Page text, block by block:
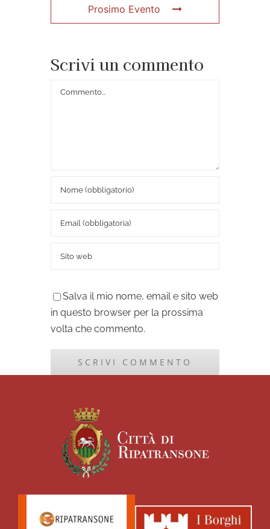
Prosimo Evento
Scrivi un commento
Commento
Salva il mio nome, email e sito web
in questo browser per la prossima
volta che commento.